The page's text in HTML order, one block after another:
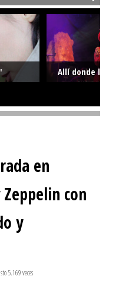
Allí donde la
en
con
y
5.169 veces